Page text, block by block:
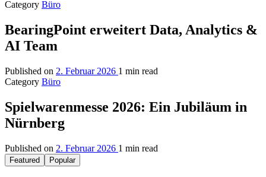
Category Büro
BearingPoint erweitert Data, Analytics &
AI Team
Published on 2. Februar 2026 1 min read
Category Büro
Spielwarenmesse 2026: Ein Jubiläum in
Nürnberg
Published on 2. Februar 2026 1 min read
Featured Popular